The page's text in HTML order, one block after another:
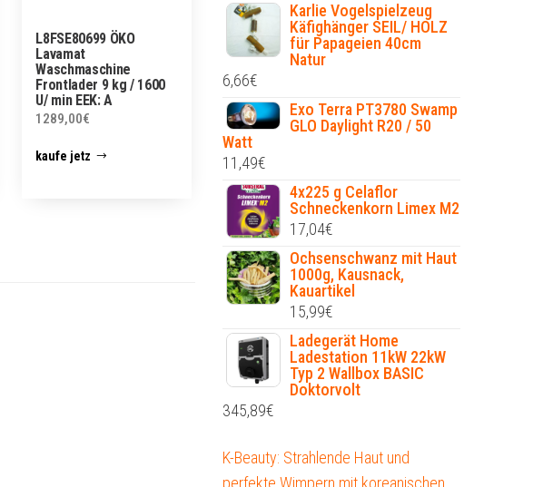
L8FSE80699 ÖKO
Lavamat
Waschmaschine
Frontlader 9 kg / 1600
U/ min EEK: A
1289,00€
kaufe jetz
Karlie Vogelspielzeug
Käfighänger SEIL/ HOLZ
für Papageien 40cm
Natur
6,66€
Exo Terra PT3780 Swamp
GLO Daylight R20 / 50
Watt
11,49€
4x225 g Celaflor
Schneckenkorn Limex M2
17,04€
Ochsenschwanz mit Haut
1000g, Kausnack,
Kauartikel
15,99€
Ladegerät Home
Ladestation 11kW 22kW
Typ 2 Wallbox BASIC
Doktorvolt
345,89€
K-Beauty: Strahlende Haut und
perfekte Wimpern mit koreanischen